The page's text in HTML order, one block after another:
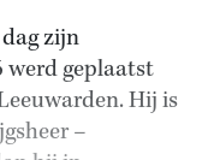
zijn
werd geplaatst
Hij is
–